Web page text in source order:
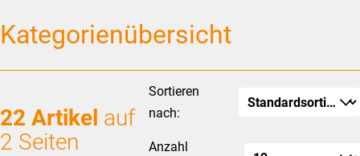
Kategorienübersicht
22 Artikel auf
2 Seiten
Sortieren
nach:
Anzahl